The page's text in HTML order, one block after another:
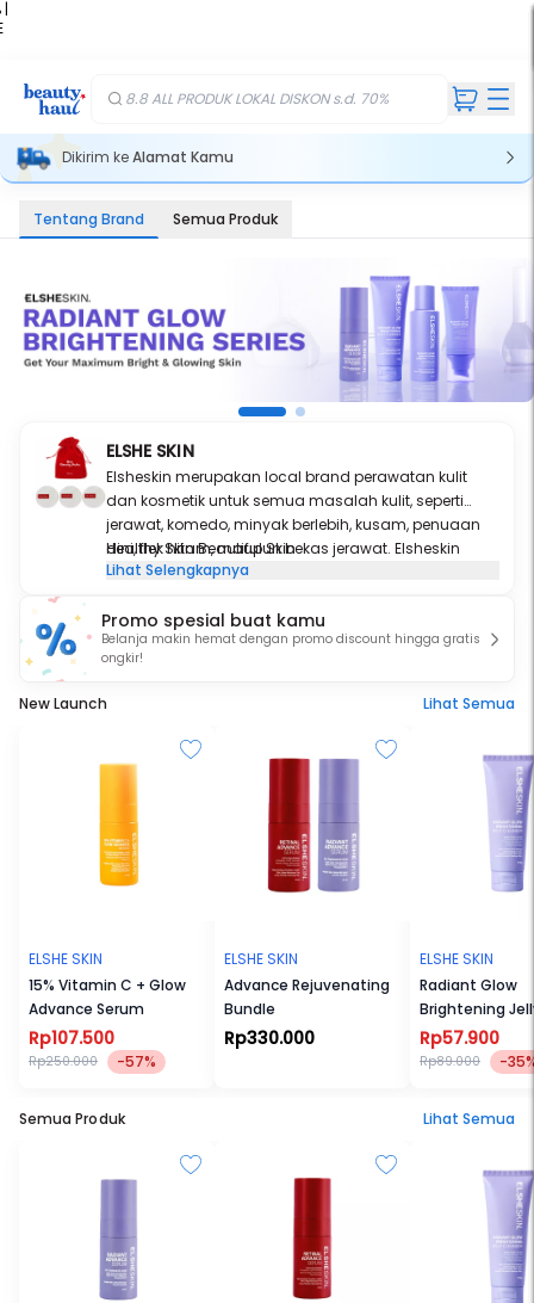
|
8.8 ALL PRODUK LOKAL DISKON s.d. 70%
Dikirim keAlamat Kamu
Tentang Brand Semua Produk
ELSHE SKIN
Elsheskin merupakan local brand perawatan kulit
dan kosmetik untuk semua masalah kulit, seperti
jerawat, komedo, minyak berlebih, kusam, penuaan
dini, flek hitam, maupun bekas jerawat. Elsheskin
bekerjasama dengan perusahaan OEM, ODM, dan
konsep cosmeceuticals dan research based
cosmetics. Pabrik dengan standar Internasional dan
bersertifikat CGMP yang terjamin kualitas, keamanan,
Healthy Skin Beautiful Skin
Lihat Selengkapnya
Promo spesial buat kamu
Belanja makin hemat dengan promo discount hingga gratis
ongkir!
New Launch Lihat Semua
ELSHE SKIN
15% Vitamin C + Glow
Advance Serum
Rp107.500
Rp250.000 -57%
ELSHE SKIN
Advance Rejuvenating
Bundle
Rp330.000
ELSHE SKIN
Radiant Glow
Brightening
Cleanser
Rp57.900
Rp89.000 -
Semua Produk Lihat Semua